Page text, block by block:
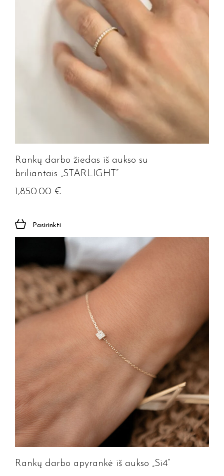
Rankų darbo žiedas iš aukso su
briliantais „STARLIGHT”
1,850.00 €
Pasirinkti
Rankų darbo apyrankė iš aukso „Si4”
Jūsų el. paštas
Prenumeruoti